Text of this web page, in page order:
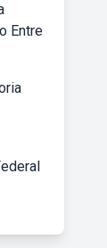
Entre